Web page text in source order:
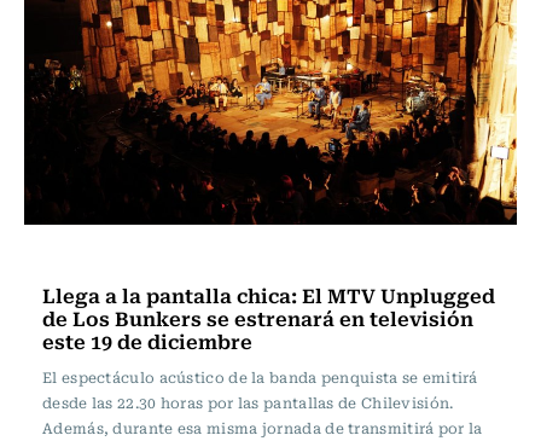
Llega a la pantalla chica: El MTV Unplugged
de Los Bunkers se estrenará en televisión
este 19 de diciembre
El espectáculo acústico de la banda penquista se emitirá
desde las 22.30 horas por las pantallas de Chilevisión.
Además, durante esa misma jornada de transmitirá por la